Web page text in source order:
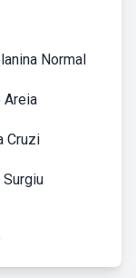
Normal
Areia
Cruzi